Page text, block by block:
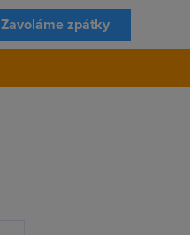
Zavoláme zpátky